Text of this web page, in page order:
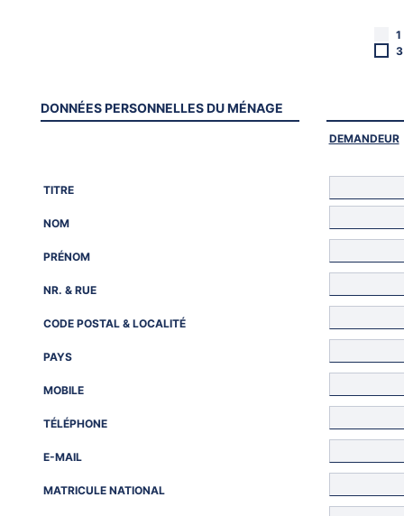
1
3
DONNÉES PERSONNELLES DU MÉNAGE
TITRE
NOM
PRÉNOM
NR. & RUE
CODE POSTAL & LOCALITÉ
PAYS
MOBILE
TÉLÉPHONE
E-MAIL
MATRICULE NATIONAL
DEMANDEUR